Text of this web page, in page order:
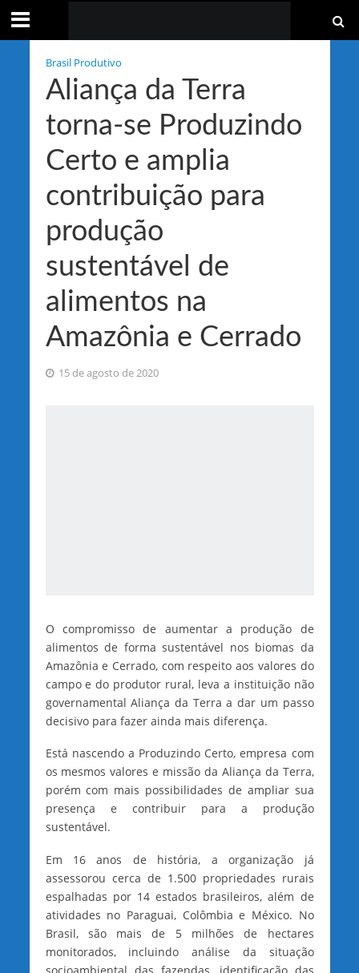
Brasil Produtivo
Aliança da Terra
torna-se Produzindo
Certo e amplia
contribuição para
produção
sustentável de
alimentos na
Amazônia e Cerrado
15 de agosto de 2020
O compromisso de aumentar a produção de
alimentos de forma sustentável nos biomas da
Amazônia e Cerrado, com respeito aos valores do
campo e do produtor rural, leva a instituição não
governamental Aliança da Terra a dar um passo
decisivo para fazer ainda mais diferença.
Está nascendo a Produzindo Certo, empresa com
os mesmos valores e missão da Aliança da Terra,
porém com mais possibilidades de ampliar sua
presença e contribuir para a produção
sustentável.
Em 16 anos de história, a organização já
assessorou cerca de 1.500 propriedades rurais
espalhadas por 14 estados brasileiros, além de
atividades no Paraguai, Colômbia e México. No
Brasil, são mais de 5 milhões de hectares
monitorados, incluindo análise da situação